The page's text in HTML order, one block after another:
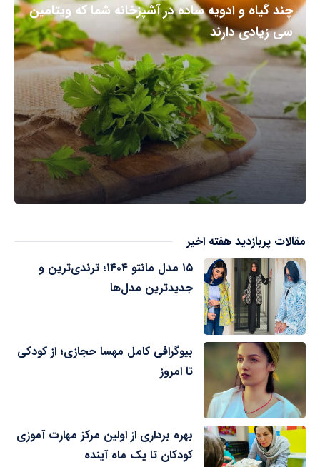
چند گیاه و ادویه ساده در آشپزخانه شما که ویتامین
سی زیادی دارند
مقالات پربازدید هفته اخیر
۱۵ مدل مانتو ۱۴۰۴؛ ترندی‌ترین و
جدیدترین مدل‌ها
بیوگرافی کامل مهسا حجازی؛ از کودکی
تا امروز
بهره برداری از اولین مرکز مهارت آموزی
کودکان تا یک ماه آینده